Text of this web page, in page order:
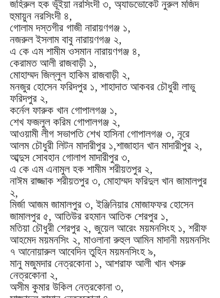
জহিরুল হক ভূঁইয়া নরসিংদী ৩, অ্যাডভোকেট নুরুল মজিদ
হুমায়ুন নরসিংদী ৪,
গোলাম দস্তগীর গাজী নারায়ণগঞ্জ ১,
নজরুল ইসলাম বাবু নারায়ণগঞ্জ ২,
এ কে এম শামীম ওসমান নারায়ণগঞ্জ ৪,
কেরামত আলী রাজবাড়ী ১,
মোহাম্মদ জিল্লুল হাকিম রাজবাড়ী ২,
মনজুর হোসেন ফরিদপুর ১, শাহাদাত আকবর চৌধুরী লাভু
ফরিদপুর ২,
কর্নেল ফারুক খান গোপালগঞ্জ ১,
শেখ ফজলুল করিম গোপালগঞ্জ ২,
আওয়ামী লীগ সভাপতি শেখ হাসিনা গোপালগঞ্জ ৩, নূরে
আলম চৌধুরী লিটন মাদারীপুর ১,শাজাহান খান মাদারীপুর ২,
আব্দুস সোবহান গোলাপ মাদারীপুর ৩,
এ কে এম এনামুল হক শামীম শরীয়তপুর ২,
নাঈম রাজ্জাক শরীয়তপুর ৩, মোহাম্মদ ফরিদুল খান জামালপুর
২,
মির্জা আজম জামালপুর ৩, ইঞ্জিনিয়ার মোজাফফর হোসেন
জামালপুর ৫, আতিউর রহমান আতিক শেরপুর ১,
মতিয়া চৌধুরী শেরপুর ২, জুয়েল আরেং ময়মনসিংহ ১, শরীফ
আহমেদ ময়মনসিং ২, মাওলানা রুহুল আমিন মাদানী ময়মনসিং
৭ আনোয়ারুল আবেদিন তুহিন ময়মনসিংহ ৯,
মানু মজুমদার নেত্রকোনা ১, আশরাফ আলী খান খসরু
নেত্রকোনা ২,
অসীম কুমার উকিল নেত্রকোনা ৩,